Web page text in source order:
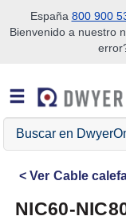
Saltar a la búsqueda
Saltar al contenido
Saltar a la navegación
España 800 900
Bienvenido a nuestro
Buscar
DwyerOmega
Ver Cable
NIC60-